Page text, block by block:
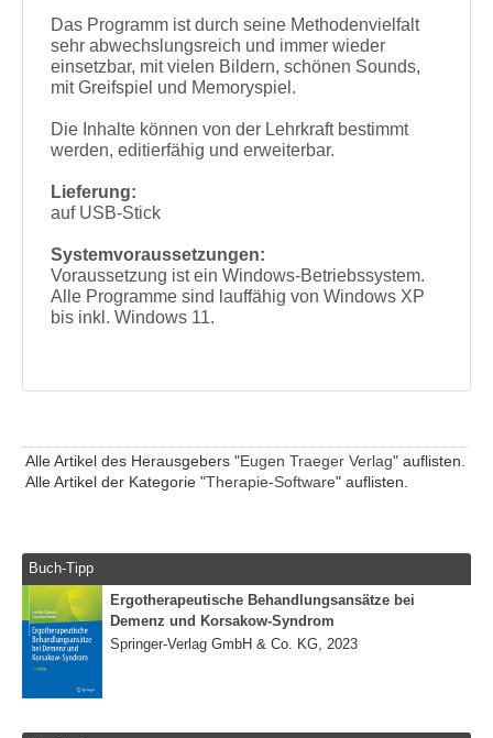
Das Programm ist durch seine Methodenvielfalt
sehr abwechslungsreich und immer wieder
einsetzbar, mit vielen Bildern, schönen Sounds,
mit Greifspiel und Memoryspiel.
Die Inhalte können von der Lehrkraft bestimmt
werden, editierfähig und erweiterbar.
Lieferung:
auf USB-Stick
Systemvoraussetzungen:
Voraussetzung ist ein Windows-Betriebssystem.
Alle Programme sind lauffähig von Windows XP
bis inkl. Windows 11.
Alle Artikel des Herausgebers "Eugen Traeger Verlag" auflisten.
Alle Artikel der Kategorie "Therapie-Software" auflisten.
Buch-Tipp
Ergotherapeutische Behandlungsansätze bei
Demenz und Korsakow-Syndrom
Springer-Verlag GmbH & Co. KG, 2023